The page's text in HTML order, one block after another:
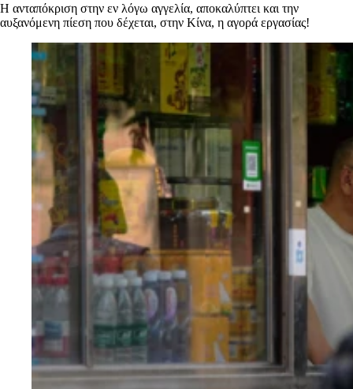
Η ανταπόκριση στην εν λόγω αγγελία, αποκαλύπτει και την
αυξανόμενη πίεση που δέχεται, στην Κίνα, η αγορά εργασίας!